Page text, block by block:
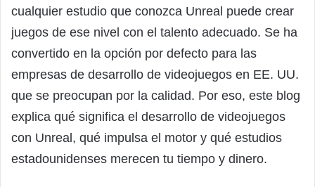
cualquier estudio que conozca Unreal puede crear
juegos de ese nivel con el talento adecuado. Se ha
convertido en la opción por defecto para las
empresas de desarrollo de videojuegos en EE. UU.
que se preocupan por la calidad. Por eso, este blog
explica qué significa el desarrollo de videojuegos
con Unreal, qué impulsa el motor y qué estudios
estadounidenses merecen tu tiempo y dinero.